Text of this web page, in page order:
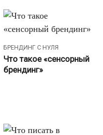
БРЕНДИНГ С НУЛЯ
Что такое «сенсорный
брендинг»